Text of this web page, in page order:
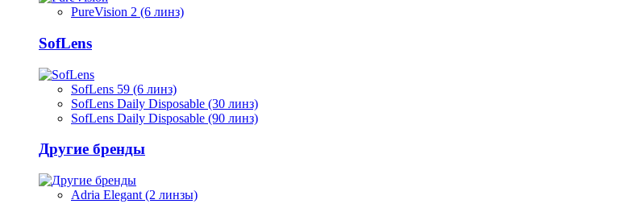
PureVision 2 (6 линз)
SofLens
SofLens 59 (6 линз)
SofLens Daily Disposable (30 линз)
SofLens Daily Disposable (90 линз)
Другие бренды
Adria Elegant (2 линзы)